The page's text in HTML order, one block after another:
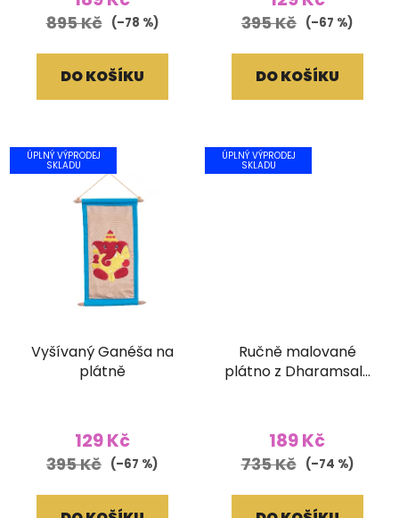
895 Kč (–78 %)
DO KOŠÍKU
395 Kč (–67 %)
DO KOŠÍKU
ÚPLNÝ VÝPRODEJ
SKLADU
Vyšívaný Ganéša na
plátně
129 Kč
395 Kč (–67 %)
ÚPLNÝ VÝPRODEJ
SKLADU
Ručně malované
plátno z Dharamsaly
189 Kč
735 Kč (–74 %)